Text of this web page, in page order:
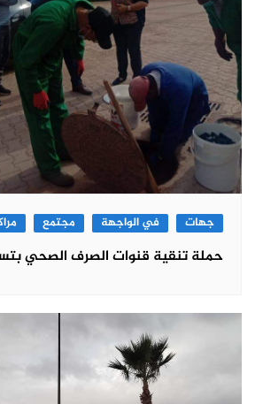
جهات في الواجهة مجتمع
حملة تنقية قنوات الصرف الصحي